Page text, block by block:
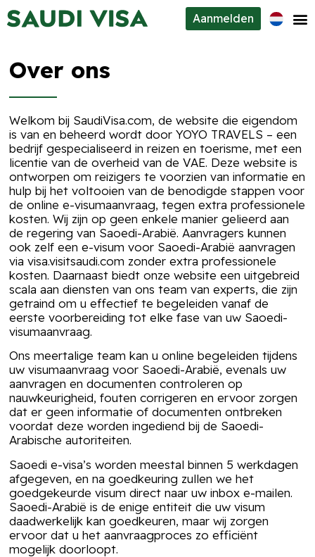
Aanmelden
Over ons
Over ons
Welkom bij SaudiVisa.com, de website die eigendom
is van en beheerd wordt door YOYO TRAVELS – een
bedrijf gespecialiseerd in reizen en toerisme, met een
licentie van de overheid van de VAE. Deze website is
ontworpen om reizigers te voorzien van informatie en
hulp bij het voltooien van de benodigde stappen voor
de online e-visumaanvraag, tegen extra professionele
kosten. Wij zijn op geen enkele manier gelieerd aan
de regering van Saoedi-Arabië. Aanvragers kunnen
ook zelf een e-visum voor Saoedi-Arabië aanvragen
via visa.visitsaudi.com zonder extra professionele
kosten. Daarnaast biedt onze website een uitgebreid
scala aan diensten van ons team van experts, die zijn
getraind om u effectief te begeleiden vanaf de
eerste voorbereiding tot elke fase van uw Saoedi-
visumaanvraag.
Ons meertalige team kan u online begeleiden tijdens
uw visumaanvraag voor Saoedi-Arabië, evenals uw
aanvragen en documenten controleren op
nauwkeurigheid, fouten corrigeren en ervoor zorgen
dat er geen informatie of documenten ontbreken
voordat deze worden ingediend bij de Saoedi-
Arabische autoriteiten.
Saoedi e-visa’s worden meestal binnen 5 werkdagen
afgegeven, en na goedkeuring zullen we het
goedgekeurde visum direct naar uw inbox e-mailen.
Saoedi-Arabië is de enige entiteit die uw visum
daadwerkelijk kan goedkeuren, maar wij zorgen
ervoor dat u het aanvraagproces zo efficiënt
mogelijk doorloopt.